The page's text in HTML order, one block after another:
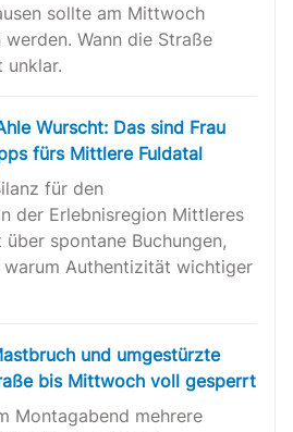
sollte am Mittwoch
Wann die Straße
unklar.
Wurscht: Das sind Frau
fürs Mittlere Fuldatal
für den
der Erlebnisregion Mittleres
spontane Buchungen,
warum Authentizität wichtiger
und umgestürzte
bis Mittwoch voll gesperrt
Montagabend mehrere